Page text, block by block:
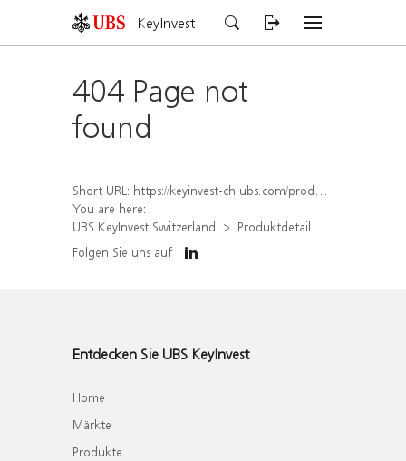
KeyInvest
404 Page not
found
Short URL: https://keyinvest-ch.ubs.com/produkt/detail/index/isin/CH1571792543
You are here:
UBS KeyInvest Switzerland
Produktdetail
Folgen Sie uns auf
Entdecken Sie UBS KeyInvest
Home
Märkte
Produkte